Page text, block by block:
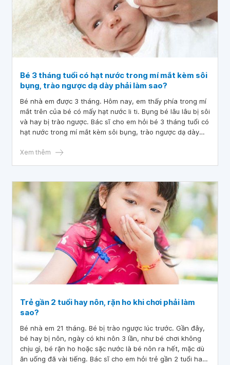
Bé 3 tháng tuổi có hạt nước trong mí mắt kèm sôi
bụng, trào ngược dạ dày phải làm sao?
Bé nhà em được 3 tháng. Hôm nay, em thấy phía trong mí
mắt trên của bé có mấy hạt nước li ti. Bụng bé lâu lâu bị sôi
và hay bị trào ngược. Bác sĩ cho em hỏi bé 3 tháng tuổi có
hạt nước trong mí mắt kèm sôi bụng, trào ngược dạ dày
Xem thêm
Trẻ gần 2 tuổi hay nôn, rặn ho khi chơi phải làm
sao?
Bé nhà em 21 tháng. Bé bị trào ngược lúc trước. Gần đây,
bé hay bị nôn, ngày có khi nôn 3 lần, như bé chơi không
chịu gì, bé rặn ho hoặc sặc nước là bé nôn ra hết, mặc dù
ăn uống đã vài tiếng. Bác sĩ cho em hỏi trẻ gần 2 tuổi hay